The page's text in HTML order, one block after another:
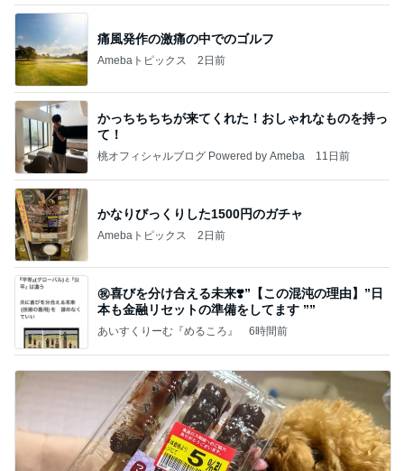
痛風発作の激痛の中でのゴルフ
Amebaトピックス 2日前
かっちちちちが来てくれた！おしゃれなものを持っ
て！
桃オフィシャルブログ Powered by Ameba 11日前
かなりびっくりした1500円のガチャ
Amebaトピックス 2日前
㊗️喜びを分け合える未来❣️”【この混沌の理由】”⽇
本も⾦融リセットの準備をしてます ””
あいすくりーむ『めるころ』 6時間前